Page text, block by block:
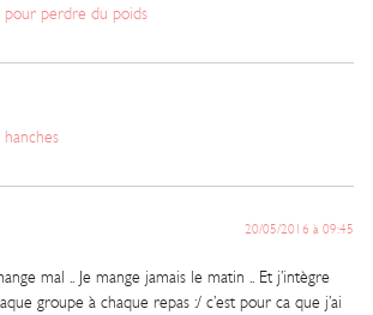
pour perdre du poids
20/05/2016 à 09:45
mal .. Je mange jamais le matin .. Et j’intègre
groupe à chaque repas :/ c’est pour ca que j’ai